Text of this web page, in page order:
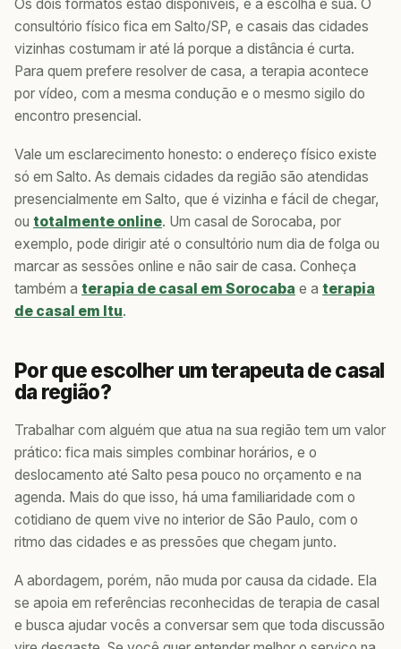
Os dois formatos estão disponíveis, e a escolha é sua. O
consultório físico fica em Salto/SP, e casais das cidades
vizinhas costumam ir até lá porque a distância é curta.
Para quem prefere resolver de casa, a terapia acontece
por vídeo, com a mesma condução e o mesmo sigilo do
encontro presencial.
Vale um esclarecimento honesto: o endereço físico existe
só em Salto. As demais cidades da região são atendidas
presencialmente em Salto, que é vizinha e fácil de chegar,
ou totalmente online. Um casal de Sorocaba, por
exemplo, pode dirigir até o consultório num dia de folga ou
marcar as sessões online e não sair de casa. Conheça
também a terapia de casal em Sorocaba e a terapia
de casal em Itu.
Por que escolher um terapeuta de casal
da região?
Trabalhar com alguém que atua na sua região tem um valor
prático: fica mais simples combinar horários, e o
deslocamento até Salto pesa pouco no orçamento e na
agenda. Mais do que isso, há uma familiaridade com o
cotidiano de quem vive no interior de São Paulo, com o
ritmo das cidades e as pressões que chegam junto.
A abordagem, porém, não muda por causa da cidade. Ela
se apoia em referências reconhecidas de terapia de casal
e busca ajudar vocês a conversar sem que toda discussão